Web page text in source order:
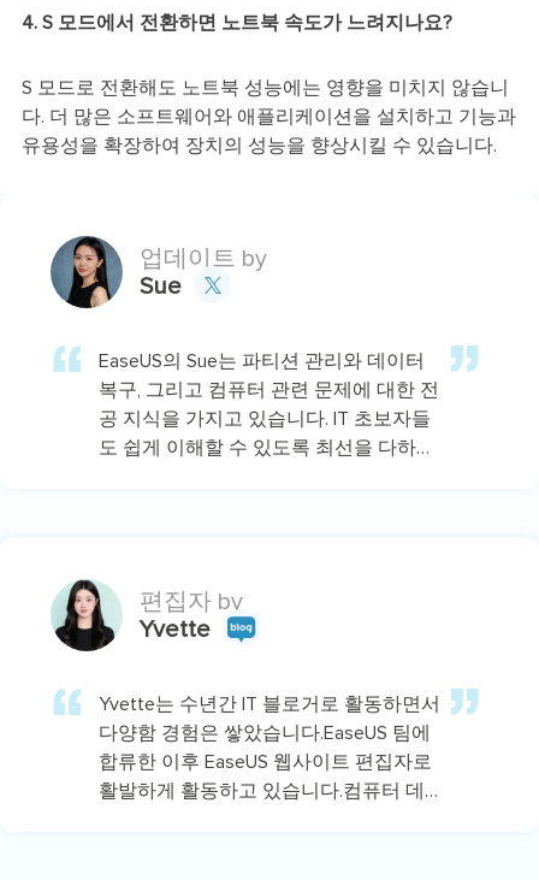
4. S 모드에서 전환하면 노트북 속도가 느려지나요?
S 모드로 전환해도 노트북 성능에는 영향을 미치지 않습니
다. 더 많은 소프트웨어와 애플리케이션을 설치하고 기능과
유용성을 확장하여 장치의 성능을 향상시킬 수 있습니다.
업데이트 by
Sue

EaseUS의 Sue는 파티션 관리와 데이터
복구, 그리고 컴퓨터 관련 문제에 대한 전
공 지식을 가지고 있습니다. IT 초보자들
도 쉽게 이해할 수 있도록 최선을 다하고
편집자 by
Yvette
Yvette는 수년간 IT 블로거로 활동하면서
다양함 경험은 쌓았습니다.EaseUS 팀에
합류한 이후 EaseUS 웹사이트 편집자로
활발하게 활동하고 있습니다.컴퓨터 데